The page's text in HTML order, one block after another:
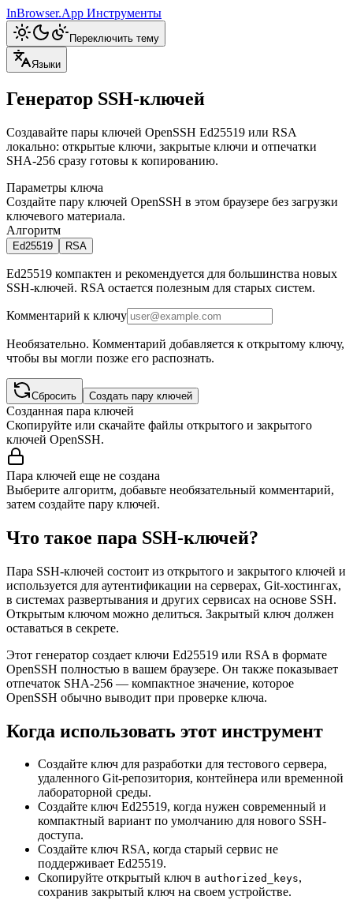
InBrowser.App Инструменты
Переключить тему
Языки
Генератор SSH-ключей
Создавайте пары ключей OpenSSH Ed25519 или RSA
локально: открытые ключи, закрытые ключи и отпечатки
SHA-256 сразу готовы к копированию.
Параметры ключа
Создайте пару ключей OpenSSH в этом браузере без загрузки
ключевого материала.
Алгоритм
Ed25519 RSA
Ed25519 компактен и рекомендуется для большинства новых
SSH-ключей. RSA остается полезным для старых систем.
Комментарий к ключу
Необязательно. Комментарий добавляется к открытому ключу,
чтобы вы могли позже его распознать.
Сбросить Создать пару ключей
Созданная пара ключей
Скопируйте или скачайте файлы открытого и закрытого
ключей OpenSSH.
Пара ключей еще не создана
Выберите алгоритм, добавьте необязательный комментарий,
затем создайте пару ключей.
Что такое пара SSH-ключей?
Пара SSH-ключей состоит из открытого и закрытого ключей и
используется для аутентификации на серверах, Git-хостингах,
в системах развертывания и других сервисах на основе SSH.
Открытым ключом можно делиться. Закрытый ключ должен
оставаться в секрете.
Этот генератор создает ключи Ed25519 или RSA в формате
OpenSSH полностью в вашем браузере. Он также показывает
отпечаток SHA-256 — компактное значение, которое
OpenSSH обычно выводит при проверке ключа.
Когда использовать этот инструмент
Создайте ключ для разработки для тестового сервера,
удаленного Git-репозитория, контейнера или временной
лабораторной среды.
Создайте ключ Ed25519, когда нужен современный и
компактный вариант по умолчанию для нового SSH-
доступа.
Создайте ключ RSA, когда старый сервис не
поддерживает Ed25519.
Скопируйте открытый ключ в authorized_keys,
сохранив закрытый ключ на своем устройстве.